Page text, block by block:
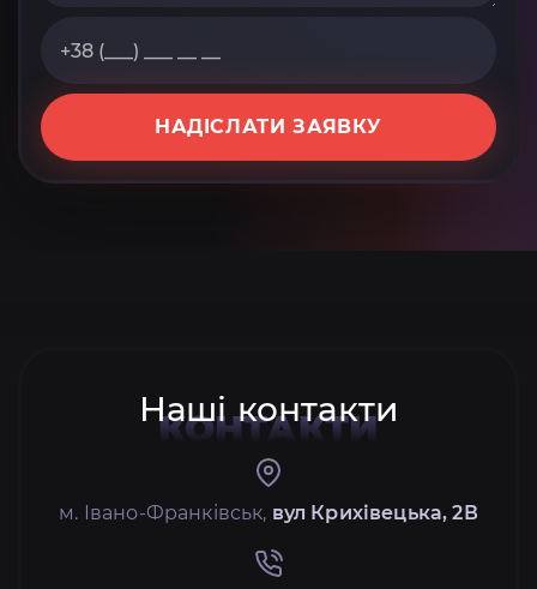
НАДІСЛАТИ ЗАЯВКУ
Наші контакти
КОНТАКТИ
м. Івано-Франківськ, вул Крихівецька, 2В